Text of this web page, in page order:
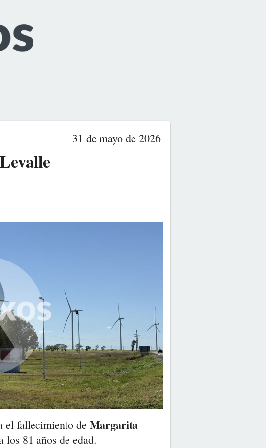
31 de mayo de 2026
el fallecimiento de Margarita
los 81 años de edad.